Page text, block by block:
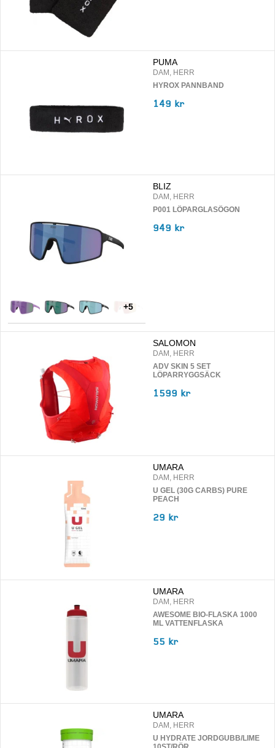
PUMA
DAM, HERR
HYROX PANNBAND
149 kr
+5
BLIZ
DAM, HERR
P001 LÖPARGLASÖGON
949 kr
SALOMON
DAM, HERR
ADV SKIN 5 SET
LÖPARRYGGSÄCK
1599 kr
UMARA
DAM, HERR
U GEL (30G CARBS) PURE
PEACH
29 kr
UMARA
DAM, HERR
AWESOME BIO-FLASKA 1000
ML VATTENFLASKA
55 kr
UMARA
DAM, HERR
U HYDRATE JORDGUBB/LIME